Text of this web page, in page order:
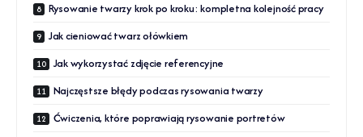
Rysowanie twarzy krok po kroku: kompletna kolejność pracy
Jak cieniować twarz ołówkiem
Jak wykorzystać zdjęcie referencyjne
Najczęstsze błędy podczas rysowania twarzy
Ćwiczenia, które poprawiają rysowanie portretów